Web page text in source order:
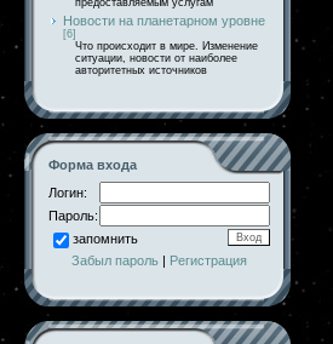
предоставляемым услугам
Новости на планетарном уровне
[6]
Что происходит в мире. Изменение
ситуации, новости от наиболее
авторитетных источников
Форма входа
Логин:
Пароль:
запомнить
Забыл пароль | Регистрация